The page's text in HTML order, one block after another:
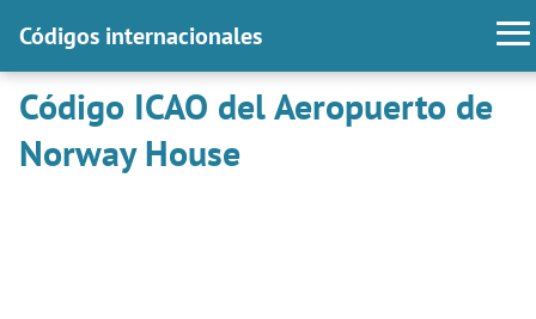
Códigos internacionales
Código ICAO del Aeropuerto de
Norway House